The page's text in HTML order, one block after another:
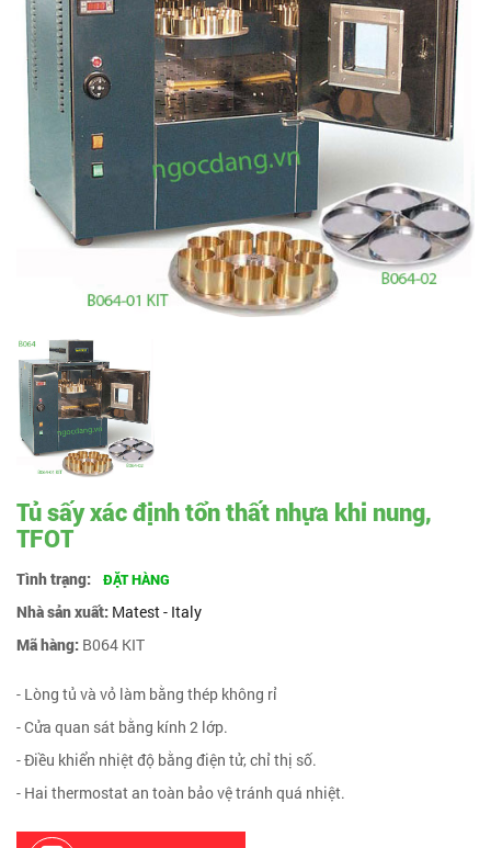
Tủ sấy xác định tổn thất nhựa khi nung,
TFOT
Tình trạng: ĐẶT HÀNG
Nhà sản xuất: Matest - Italy
Mã hàng: B064 KIT
- Lòng tủ và vỏ làm bằng thép không rỉ
- Cửa quan sát bằng kính 2 lớp.
- Điều khiển nhiệt độ bằng điện tử, chỉ thị số.
- Hai thermostat an toàn bảo vệ tránh quá nhiệt.